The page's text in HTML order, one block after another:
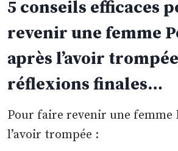
5 conseils efficaces
revenir une femme
après l’avoir
réflexions finales…
Pour faire revenir une femme
l’avoir trompée :